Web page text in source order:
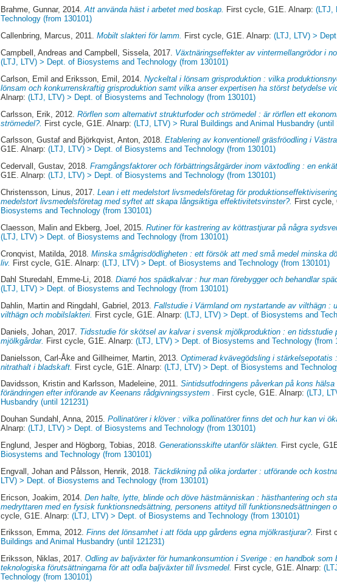
Brahme, Gunnar, 2014.Att använda häst i arbetet med boskap. First cycle, G1E. Alnarp:(LTJ,
Technology (from 130101)
Callenbring, Marcus, 2011.Mobilt slakteri för lamm. First cycle, G1E. Alnarp:(LTJ, LTV) >
Campbell, Andreas andCampbell, Sissela , 2017. Växtnäringseffekter av vintermellangrödor i
(LTJ, LTV) > Dept. of Biosystems and Technology (from 130101)
Carlson, Emil and Eriksson, Emil , 2014.Nyckeltal i lönsam grisproduktion : vilka
lönsam och konkurrenskraftig grisproduktion samt vilka anser expertisen ha störst betydelse
Alnarp:(LTJ, LTV) > Dept. of Biosystems and Technology (from 130101)
Carlsson, Erik , 2012.Rörflen som alternativt strukturfoder och strömedel : är rörflen ett
strömedel?. First cycle, G1E. Alnarp:(LTJ, LTV) > Rural Buildings and Animal Husbandry (until
Carlsson, Gustaf and Björkqvist, Anton, 2018.Etablering av konventionell gräsfröodling i
G1E. Alnarp:(LTJ, LTV) > Dept. of Biosystems and Technology (from 130101)
Cedervall, Gustav, 2018.Framgångsfaktorer och förbättringsåtgärder inom växtodling : en
G1E. Alnarp:(LTJ, LTV) > Dept. of Biosystems and Technology (from 130101)
Christensson, Linus , 2017.Lean i ett medelstort livsmedelsföretag för
medelstort livsmedelsföretag med syftet att skapa långsiktiga effektivitetsvinster?. First
Biosystems and Technology (from 130101)
Claesson, Malin and Ekberg, Joel , 2015.Rutiner för kastrering av köttrastjurar på några
(LTJ, LTV) > Dept. of Biosystems and Technology (from 130101)
Cronqvist, Matilda , 2018.Minska smågrisdödligheten : ett försök att med små medel minska
liv. First cycle, G1E. Alnarp:(LTJ, LTV) > Dept. of Biosystems and Technology (from 130101)
Dahl Sturedahl, Emme-Li, 2018.Diarré hos spädkalvar : hur man förebygger och behandlar
(LTJ, LTV) > Dept. of Biosystems and Technology (from 130101)
Dahlin, Martin and Ringdahl, Gabriel , 2013.Fallstudie i Värmland om nystartande av vilthägn :
vilthägn och mobilslakteri. First cycle, G1E. Alnarp:(LTJ, LTV) > Dept. of Biosystems and
Daniels, Johan , 2017. Tidsstudie för skötsel av kalvar i svensk mjölkproduktion : en tidsstudie
mjölkgårdar. First cycle, G1E. Alnarp:(LTJ, LTV) > Dept. of Biosystems and Technology (from
Danielsson, Carl-Åke andGillheimer, Martin , 2013.Optimerad kvävegödsling i
nitrathalt i bladskaft. First cycle, G1E. Alnarp:(LTJ, LTV) > Dept. of Biosystems and
Davidsson, Kristin and Karlsson, Madeleine, 2011.Sintidsutfodringens påverkan på kons
förändringen efter införande av Keenans rådgivningssystem . First cycle, G1E. Alnarp:(LTJ,
Husbandry (until 121231)
Douhan Sundahl, Anna, 2015.Pollinatörer i klöver : vilka pollinatörer finns det och hur kan vi
Alnarp:(LTJ, LTV) > Dept. of Biosystems and Technology (from 130101)
Englund, Jesper and Högborg, Tobias, 2018.Generationsskifte utanför släkten. First cycle,
Biosystems and Technology (from 130101)
Engvall, Johan and Pålsson, Henrik , 2018. Täckdikning på olika jordarter : utförande och
LTV) > Dept. of Biosystems and Technology (from 130101)
Ericson, Joakim , 2014.Den halte, lytte, blinde och döve hästmänniskan : hästhantering och
medryttaren med en fysisk funktionsnedsättning, personens attityd till funktionsnedsättningen
cycle, G1E. Alnarp:(LTJ, LTV) > Dept. of Biosystems and Technology (from 130101)
Eriksson, Emma, 2012.Finns det lönsamhet i att föda upp gårdens egna mjölkrastjurar?. First
Buildings and Animal Husbandry (until 121231)
Eriksson, Niklas, 2017.Odling av baljväxter för humankonsumtion i Sverige : en handbok som
teknologiska förutsättningarna för att odla baljväxter till livsmedel. First cycle, G1E. Alnarp:
Technology (from 130101)